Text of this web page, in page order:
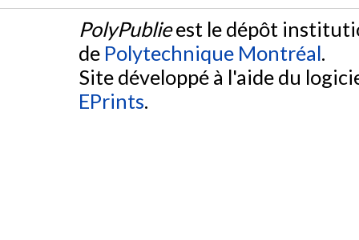
PolyPublieest le dépôt
de Polytechnique Montréal.
Site développé à l'aide du
EPrints.